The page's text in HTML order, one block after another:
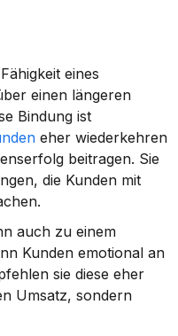
eines
einen längeren
Bindung ist
eher wiederkehren
beitragen. Sie
die Kunden mit
auch zu einem
Kunden emotional an
sie diese eher
Umsatz, sondern